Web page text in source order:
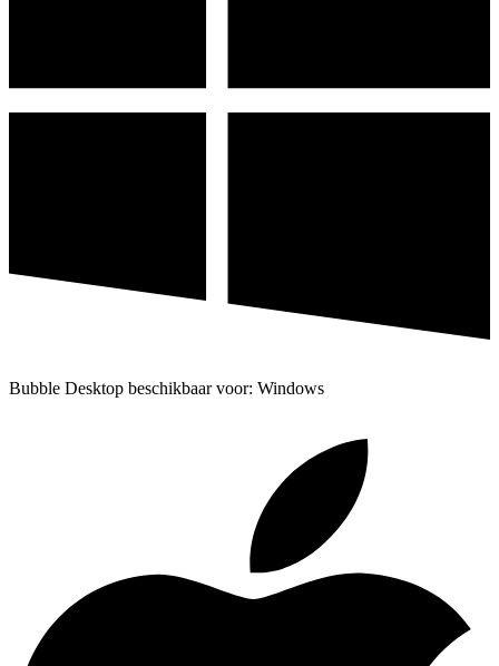
Bubble Desktop beschikbaar voor: Windows